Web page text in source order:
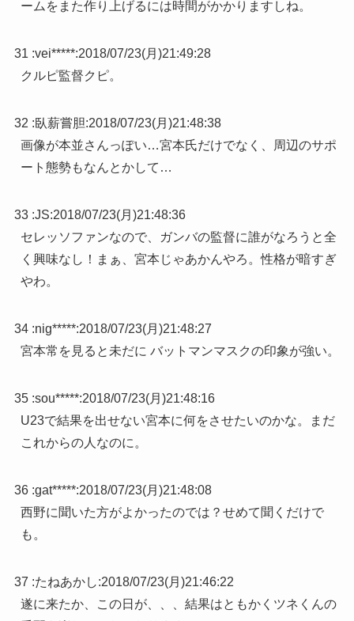
ームをまた作り上げるには時間がかかりますしね。
31 :vei*****:2018/07/23(月)21:49:28
クルピ監督クピ。
32 :臥薪嘗胆:2018/07/23(月)21:48:38
画像が本並さんっぽい…宮本氏だけでなく、周辺のサポ
ート態勢もなんとかして…
33 :JS:2018/07/23(月)21:48:36
セレッソファンなので、ガンバの監督に誰がなろうと全
く興味なし！まぁ、宮本じゃあかんやろ。性格が暗すぎ
やわ。
34 :nig*****:2018/07/23(月)21:48:27
宮本常を見ると未だに バットマンマスクの印象が強い。
35 :sou*****:2018/07/23(月)21:48:16
U23で結果を出せない宮本に何をさせたいのかな。まだ
これからの人なのに。
36 :gat*****:2018/07/23(月)21:48:08
西野に聞いた方がよかったのでは？せめて聞くだけで
も。
37 :たねあかし:2018/07/23(月)21:46:22
遂に来たか、この日が、、、結果はともかくツネくんの